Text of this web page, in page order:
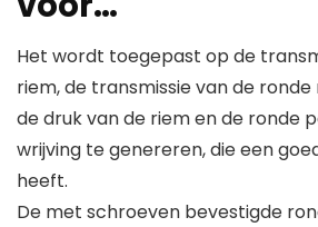
Het wordt toegepast op de
riem, de transmissie van de
de druk van de riem en de ronde
wrijving te genereren, die een
heeft.
De met schroeven bevestigde